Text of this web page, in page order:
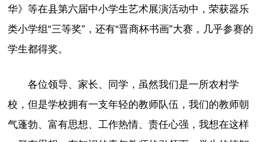
华》等在县第六届中小学生艺术展演活动中，荣获器乐
类小学组“三等奖”，还有“晋商杯书画”大赛，几乎参赛的
学生都得奖。
各位领导、家长、同学，虽然我们是一所农村学
校，但是学校拥有一支年轻的教师队伍，我们的教师朝
气蓬勃、富有思想、工作热情、责任心强，我想在这样